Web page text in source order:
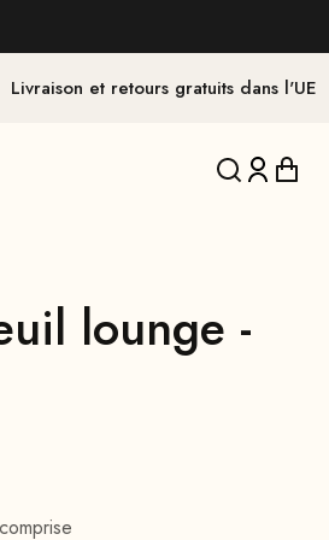
Livraison et retours gratuits dans l'UE
Traduction
lounge -